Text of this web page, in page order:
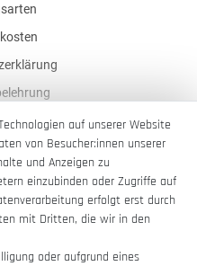
auf unserer Website
von Besucher:innen unserer
und Anzeigen zu
einzubinden oder Zugriffe auf
erfolgt erst durch
mit Dritten, die wir in den
oder aufgrund eines